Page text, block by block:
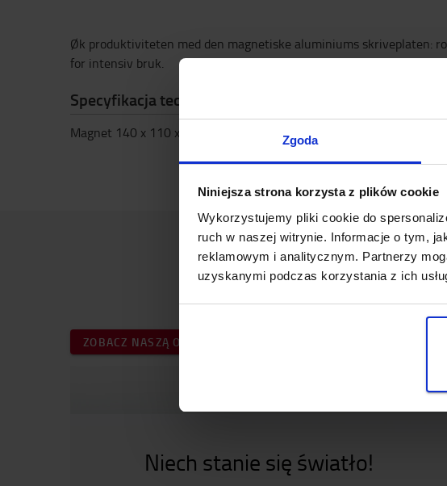
Zgoda
Niniejsza strona korzysta z plików cookie
Wykorzystujemy pliki cookie do
ruch w naszej witrynie. Informacje o tym,
reklamowym i analitycznym. Partnerzy
uzyskanymi podczas korzystania z ich
Øk produktiviteten med den magnetiske aluminiums skriveplaten:
for intensiv bruk.
Specyfikacja techniczna
Magnet 140 x 110 x 2 mm
ZOBACZ NASZĄ OFERTĘ AKCESORIÓW
Niech stanie się światło!